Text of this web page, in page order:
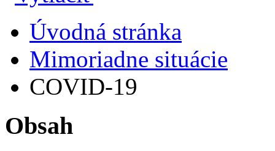
Úvodná stránka
Mimoriadne situácie
COVID-19
Obsah